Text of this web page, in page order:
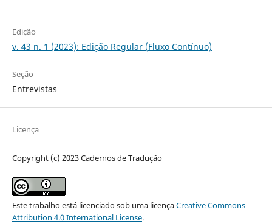
Edição
v. 43 n. 1 (2023): Edição Regular (Fluxo Contínuo)
Seção
Entrevistas
Licença
Copyright (c) 2023 Cadernos de Tradução
Este trabalho está licenciado sob uma licençaCreative Commons
Attribution 4.0 International License.